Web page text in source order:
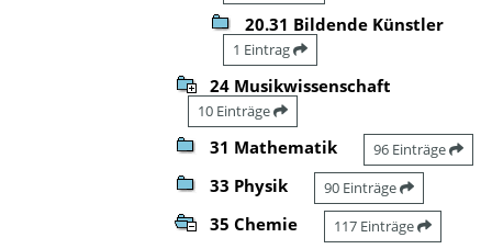
20.31 Bildende Künstler
1 Eintrag
24 Musikwissenschaft
10 Einträge
31 Mathematik 96 Einträge
33 Physik 90 Einträge
35 Chemie 117 Einträge